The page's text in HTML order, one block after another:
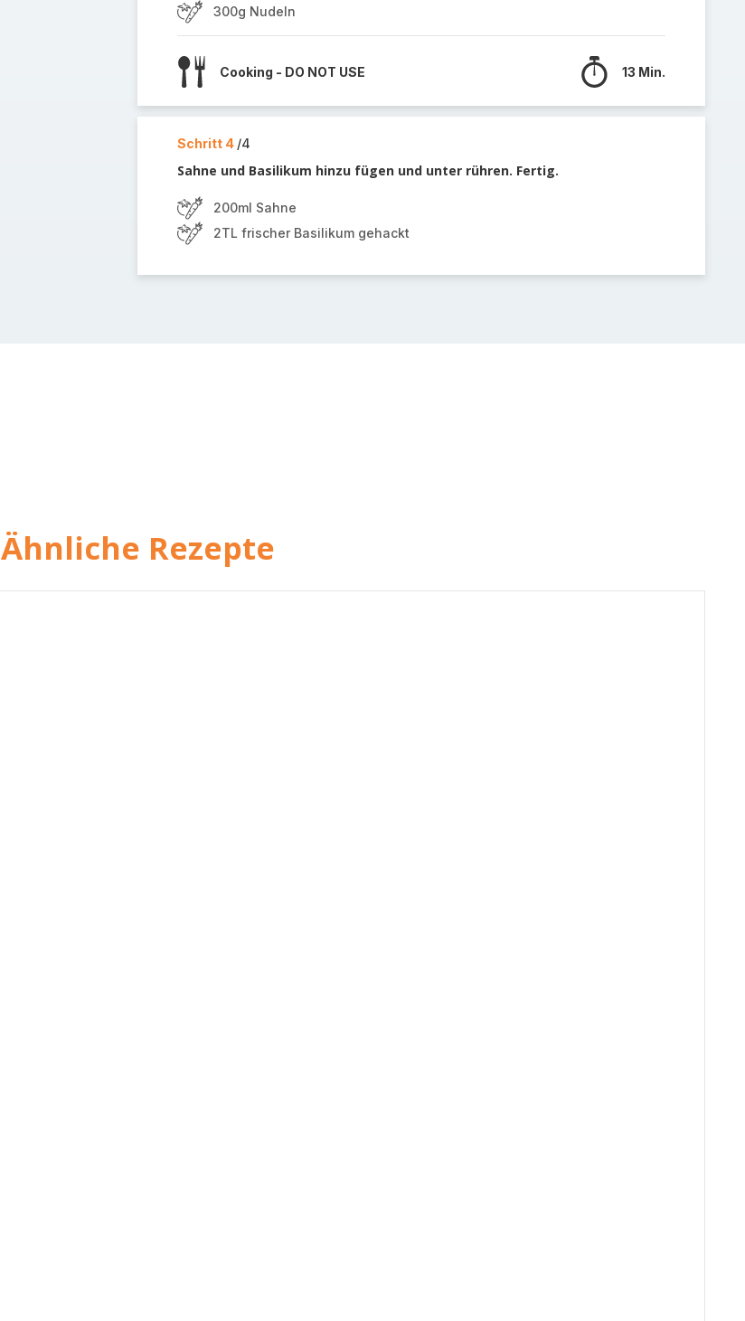
300g Nudeln
Cooking - DO NOT USE 13 Min.
Schritt 4 /4
Sahne und Basilikum hinzu fügen und unter rühren. Fertig.
200ml Sahne
2TL frischer Basilikum gehackt
Ähnliche Rezepte